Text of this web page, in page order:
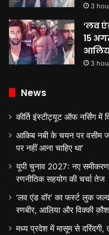
3
‘लव
15
3
News
कीर्ति इंस्टीट्यूट ऑफ नर्सिंग में
आकिब नबी के चयन पर वसीम
पर नहीं आना चाहिए था’
यूपी चुनाव 2027: नए
रणनीतिक सहयोग की चर्चा तेज
‘लव एंड वॉर’ का फर्स्ट लुक
रणबीर, आलिया और विक्की
मध्य प्रदेश में मासूम से दरिंदगी,